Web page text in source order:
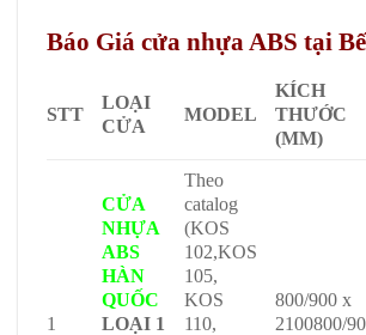
Báo Giá cửa nhựa ABS tại
STT
LOẠI
CỬA
MODEL
KÍCH
THƯỚC
(MM)
1
CỬA
NHỰA
ABS
HÀN
QUỐC
LOẠI 1
Theo
catalog
(KOS
102,KOS
105,
KOS
110,
800/900 x
2100800/